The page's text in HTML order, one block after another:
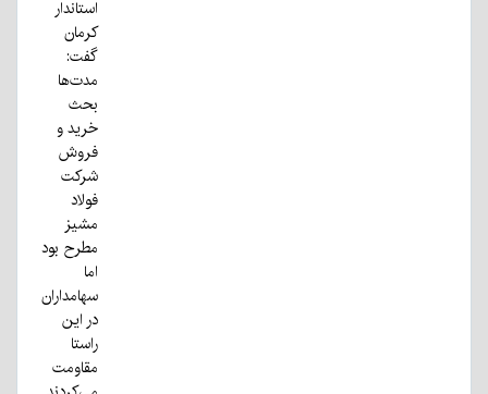
استاندار
کرمان
گفت:
مدت‌ها
بحث
خرید و
فروش
شرکت
فولاد
مشیز
مطرح بود
اما
سهامداران
در این
راستا
مقاومت